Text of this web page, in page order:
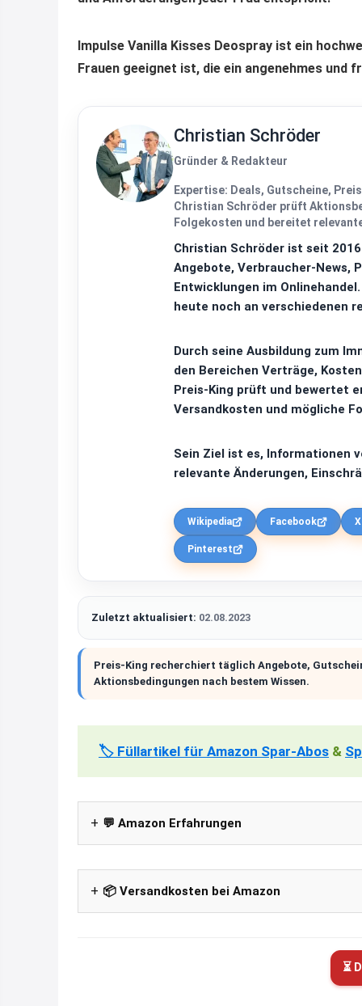
Impulse Vanilla Kisses Deospray ist ein
Frauen geeignet ist, die ein angenehmes und
Christian Schröder
Gründer & Redakteur
Expertise: Deals, Gutscheine,
Christian Schröder prüft
Folgekosten und bereitet
Christian Schröder ist seit
Angebote, Verbraucher-News,
Entwicklungen im
heute noch an verschiedenen
Durch seine Ausbildung zum
den Bereichen Verträge,
Preis-King prüft und bewertet
Versandkosten und mögliche
Sein Ziel ist es, Informationen
relevante Änderungen,
Wikipedia Facebook
Pinterest
Zuletzt aktualisiert: 02.08.2023
Preis-King recherchiert täglich Angebote,
Aktionsbedingungen nach bestem Wissen.
🏷️ Füllartikel für Amazon Spar-Abos &
💬 Amazon Erfahrungen
📦 Versandkosten bei Amazon
⏳